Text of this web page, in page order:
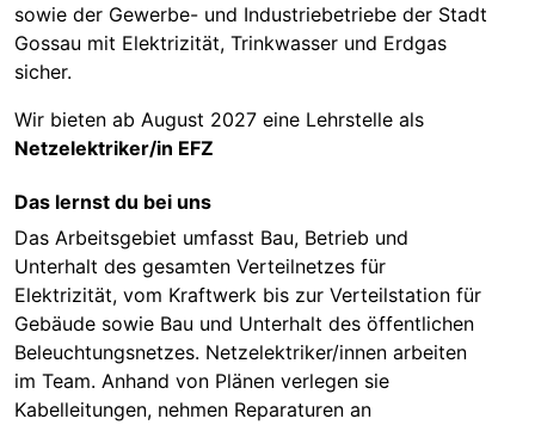
sowie der Gewerbe- und Industriebetriebe der Stadt
Gossau mit Elektrizität, Trinkwasser und Erdgas
sicher.
Wir bieten ab August 2027 eine Lehrstelle als
Netzelektriker/in EFZ
Das lernst du bei uns
Das Arbeitsgebiet umfasst Bau, Betrieb und
Unterhalt des gesamten Verteilnetzes für
Elektrizität, vom Kraftwerk bis zur Verteilstation für
Gebäude sowie Bau und Unterhalt des öffentlichen
Beleuchtungsnetzes. Netzelektriker/innen arbeiten
im Team. Anhand von Plänen verlegen sie
Kabelleitungen, nehmen Reparaturen an